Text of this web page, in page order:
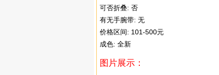
可否折叠: 否
有无手腕带: 无
价格区间: 101-500元
成色: 全新
图片展示：